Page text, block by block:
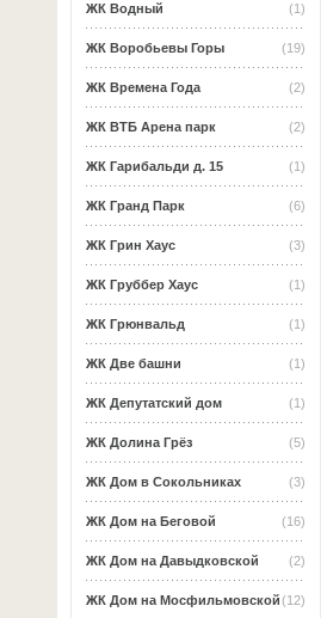
(1)
ЖК Водный
(19)
ЖК Воробьевы Горы
(2)
ЖК Времена Года
(2)
ЖК ВТБ Арена парк
(1)
ЖК Гарибальди д. 15
(6)
ЖК Гранд Парк
(3)
ЖК Грин Хаус
(1)
ЖК Груббер Хаус
(1)
ЖК Грюнвальд
(1)
ЖК Две башни
(1)
ЖК Депутатский дом
(5)
ЖК Долина Грёз
(3)
ЖК Дом в Сокольниках
(16)
ЖК Дом на Беговой
(2)
ЖК Дом на Давыдковской
(12)
ЖК Дом на Мосфильмовской